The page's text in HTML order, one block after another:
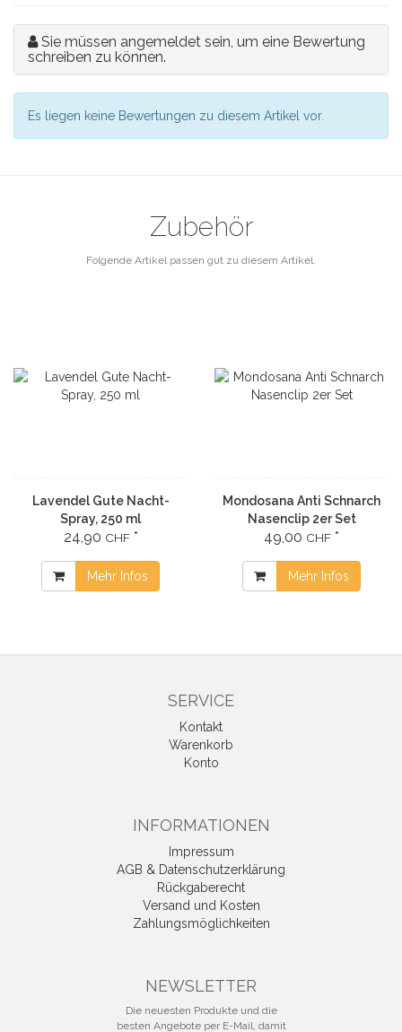
Sie müssen angemeldet sein, um eine Bewertung
schreiben zu können.
Es liegen keine Bewertungen zu diesem Artikel vor.
Zubehör
Folgende Artikel passen gut zu diesem Artikel.
Lavendel Gute Nacht-
Spray, 250 ml
24,90 CHF*
Mehr Infos
Mondosana Anti Schnarch
Nasenclip 2er Set
49,00 CHF *
Mehr Infos
SERVICE
Kontakt
Warenkorb
Konto
INFORMATIONEN
Impressum
AGB & Datenschutzerklärung
Rückgaberecht
Versand und Kosten
Zahlungsmöglichkeiten
NEWSLETTER
Die neuesten Produkte und die
besten Angebote per E-Mail, damit